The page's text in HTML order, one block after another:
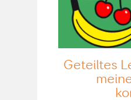
Geteiltes